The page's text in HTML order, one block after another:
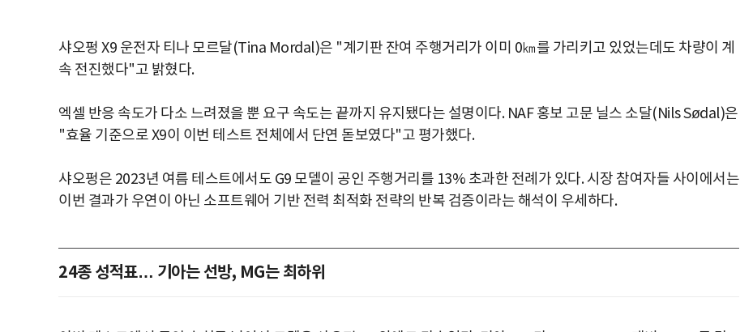
샤오펑 X9 운전자 티나 모르달(Tina Mordal)은 "계기판 잔여 주행거리가 이미 0㎞를 가리키고 있었는데도 차량이 계
속 전진했다"고 밝혔다.
엑셀 반응 속도가 다소 느려졌을 뿐 요구 속도는 끝까지 유지됐다는 설명이다. NAF 홍보 고문 닐스 소달(Nils Sødal)은
"효율 기준으로 X9이 이번 테스트 전체에서 단연 돋보였다"고 평가했다.
샤오펑은 2023년 여름 테스트에서도 G9 모델이 공인 주행거리를 13% 초과한 전례가 있다. 시장 참여자들 사이에서는
이번 결과가 우연이 아닌 소프트웨어 기반 전력 최적화 전략의 반복 검증이라는 해석이 우세하다.
24종 성적표… 기아는 선방, MG는 최하위
초보자도 반할 반전 매력”